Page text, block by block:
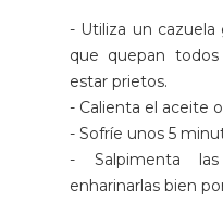
- Utiliza un cazuela
que quepan
estar prietos.
- Calienta el aceite
- Sofríe unos 5
- Salpimenta
enharinarlas bien